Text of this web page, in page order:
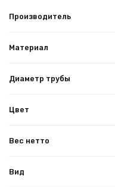
Производитель
Материал
Диаметр трубы
Цвет
Вес нетто
Вид